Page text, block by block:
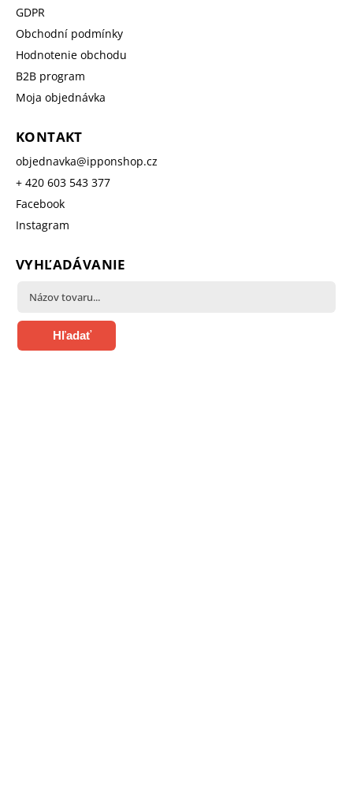
GDPR
Obchodní podmínky
Hodnotenie obchodu
B2B program
Moja objednávka
KONTAKT
objednavka@ipponshop.cz
+ 420 603 543 377
Facebook
Instagram
VYHĽADÁVANIE
Hľadať